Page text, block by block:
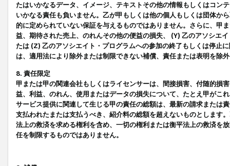
たはいかなるデータ、イメージ、テキストその他の情報もしくはコン
いかなる責任も負いません。乙が甲もしくは他の個人もしくは団体か
的に定められていない保証を与えるものではありません。さらに、甲
益、期待された売上、のれんその他の便益の損失、 (Y) 乙のアソシエ
たは (Z) 乙のアソシエイト・プログラムへの参加の終了もしくは停止
は、適用法により除外または制限できない補償、責任または表明を除
8. 責任限定
甲または甲の関連会社もしくはライセンサーは、間接損害、付随的損
益、利益、のれん、使用またはデータの損失について、たとえ甲がこ
サービス提供に関連して生じる甲の責任の総額は、最新の請求または
支払われたまたは支払うべき、紹介料の総額を超えないものとします
法上の救済を求める権利を含め、一切の権利または衡平法上の救済を
任を制限するものではありません。